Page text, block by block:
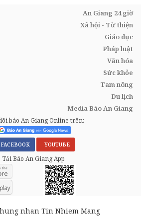
An Giang 24 giờ
Xã hội - Từ thiện
Giáo dục
Pháp luật
Văn hóa
Sức khỏe
Tam nông
Du lịch
Media Báo An Giang
báo An Giang Online trên:
FACEBOOK YOUTUBE
Tải Báo An Giang App